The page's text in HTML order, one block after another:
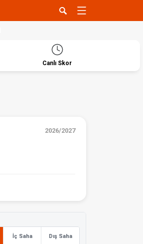
Canlı Skor
2026/2027
İç Saha Dış Saha